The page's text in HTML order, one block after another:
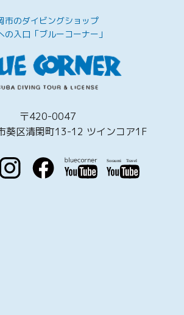
市のダイビングショップ
の入口「ブルーコーナー」
〒420-0047
葵区清閑町13-12 ツインコア1F